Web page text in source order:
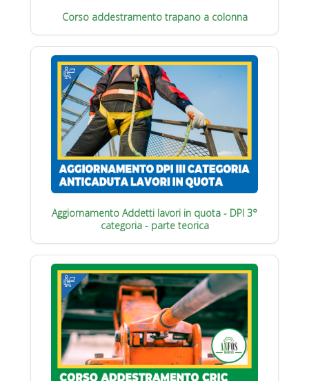
Corso addestramento trapano a colonna
Aggiornamento Addetti lavori in quota - DPI 3°
categoria - parte teorica